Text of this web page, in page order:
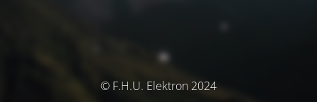
© F.H.U. Elektron 2024